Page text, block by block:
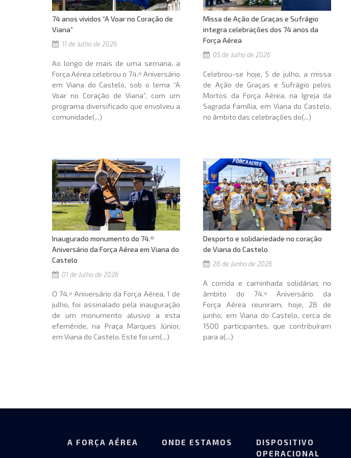
74 anos vividos “A Voar no Coração de
Viana”
11 de Julho de 2026
Ao longo de mais de uma semana, a
Força Aérea celebrou o 74.º Aniversário
em Viana do Castelo, sob o lema “A
Voar no Coração de Viana”, com um
programa diversificado que envolveu a
comunidade(...)
Missa de Ação de Graças e Sufrágio
integra celebrações dos 74 anos da
Força Aérea
05 de Julho de 2026
Celebrou-se hoje, 5 de julho, a missa
de Ação de Graças e Sufrágio pelos
Mortos da Força Aérea, na Igreja da
Sagrada Família, em Viana do Castelo,
no âmbito das celebrações do(...)
Inaugurado monumento do 74.º
Aniversário da Força Aérea em Viana do
Castelo
01 de Julho de 2026
O 74.º Aniversário da Força Aérea, 1 de
julho, foi assinalado pela inauguração
de um monumento alusivo a esta
efeméride, na Praça Marques Júnior,
em Viana do Castelo. Este foi um(...)
Desporto e solidariedade no coração
de Viana do Castelo
28 de Junho de 2026
A corrida e caminhada solidárias no
âmbito do 74.º Aniversário da
Força Aérea reuniram, hoje, 28 de
junho, em Viana do Castelo, cerca de
1500 participantes, que contribuíram
para a(...)
A FORÇA AÉREA ONDE ESTAMOS
DISPOSITIVO
OPERACIONAL